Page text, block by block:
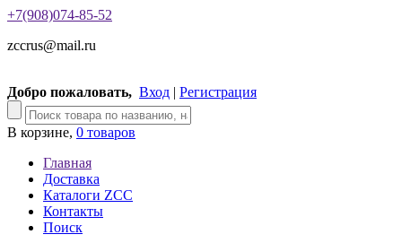
+7(908)074-85-52
zccrus@mail.ru
Добро пожаловать, Вход | Регистрация
В корзине, 0 товаров
Главная
Доставка
Каталоги ZCC
Контакты
Поиск